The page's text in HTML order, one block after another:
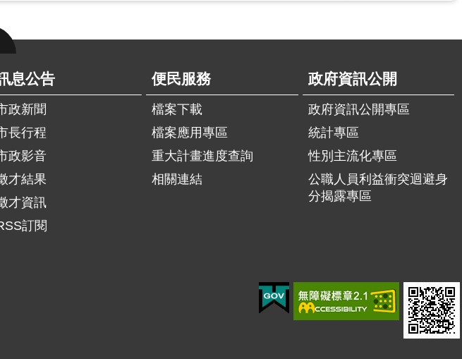
息公告
政新聞
長行程
政影音
才結果
才資訊
訂閱
便民服務
檔案下載
檔案應用專區
重大計畫進度查詢
相關連結
政府資訊公開
政府資訊公開專區
統計專區
性別主流化專區
公職人員利益衝突迴避身
分揭露專區